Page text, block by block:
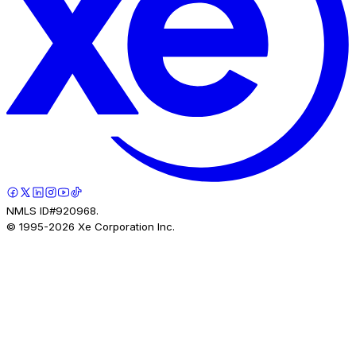
NMLS ID#920968.
© 1995-2026 Xe Corporation Inc.